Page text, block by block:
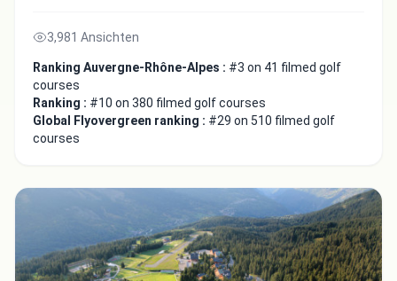
3,981 Ansichten
Ranking Auvergne-Rhône-Alpes : #3 on 41 filmed golf
courses
Ranking : #10 on 380 filmed golf courses
Global Flyovergreen ranking : #29 on 510 filmed golf
courses